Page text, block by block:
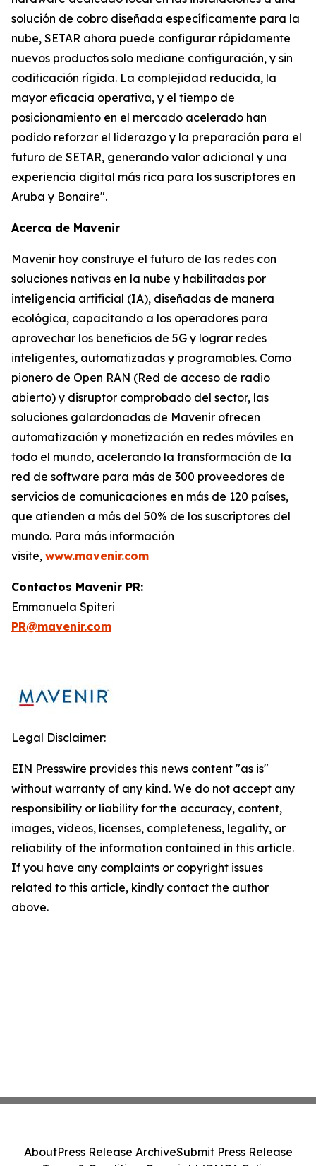
solución de cobro diseñada específicamente para la
nube, SETAR ahora puede configurar rápidamente
nuevos productos solo mediane configuración, y sin
codificación rígida. La complejidad reducida, la
mayor eficacia operativa, y el tiempo de
posicionamiento en el mercado acelerado han
podido reforzar el liderazgo y la preparación para el
futuro de SETAR, generando valor adicional y una
experiencia digital más rica para los suscriptores en
Aruba y Bonaire".
Acerca de Mavenir
Mavenir hoy construye el futuro de las redes con
soluciones nativas en la nube y habilitadas por
inteligencia artificial (IA), diseñadas de manera
ecológica, capacitando a los operadores para
aprovechar los beneficios de 5G y lograr redes
inteligentes, automatizadas y programables. Como
pionero de Open RAN (Red de acceso de radio
abierto) y disruptor comprobado del sector, las
soluciones galardonadas de Mavenir ofrecen
automatización y monetización en redes móviles en
todo el mundo, acelerando la transformación de la
red de software para más de 300 proveedores de
servicios de comunicaciones en más de 120 países,
que atienden a más del 50% de los suscriptores del
mundo. Para más información
visite, www.mavenir.com
Contactos Mavenir PR:
Emmanuela Spiteri
PR@mavenir.com
Legal Disclaimer:
EIN Presswire provides this news content "as is"
without warranty of any kind. We do not accept any
responsibility or liability for the accuracy, content,
images, videos, licenses, completeness, legality, or
reliability of the information contained in this article.
If you have any complaints or copyright issues
related to this article, kindly contact the author
above.
AboutPress Release ArchiveSubmit Press Release